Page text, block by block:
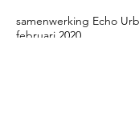
samenwerking Echo
februari 2020